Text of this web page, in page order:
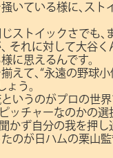
いている様に､スト
ストイックさでも､
それに対して大谷く
に思えるんです。
えて､“永遠の野球小
ょう。
いうのがプロの世
ッチャーなのかの選
かず自分の我を押し
のが日ハムの栗山